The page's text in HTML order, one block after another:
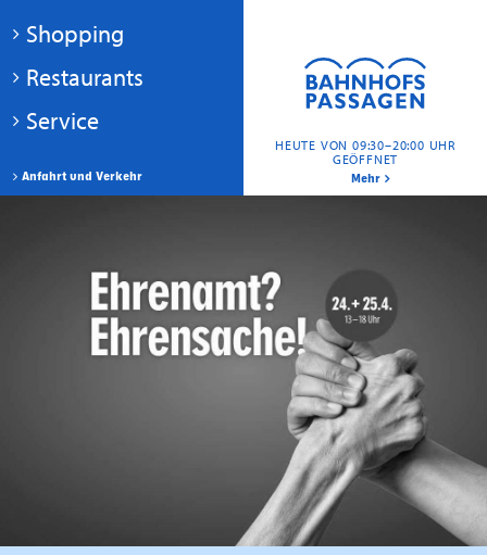
HEUTE VON 09:30–20:00 UHR
GEÖFFNET
Mehr
Anfahrt und Verkehr
Shopping
Restaurants
Service